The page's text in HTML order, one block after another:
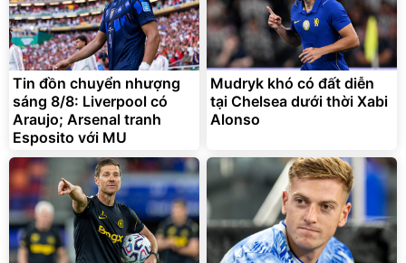
Tin đồn chuyển nhượng
sáng 8/8: Liverpool có
Araujo; Arsenal tranh
Esposito với MU
Mudryk khó có đất diễn
tại Chelsea dưới thời Xabi
Alonso